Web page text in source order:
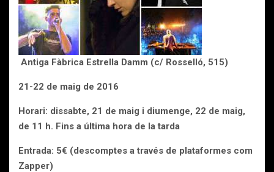
Antiga Fàbrica Estrella Damm (c/ Rosselló, 515)
21-22 de maig de 2016
Horari: dissabte, 21 de maig i diumenge, 22 de maig,
de 11 h. Fins a última hora de la tarda
Entrada: 5€ (descomptes a través de plataformes com
Zapper)